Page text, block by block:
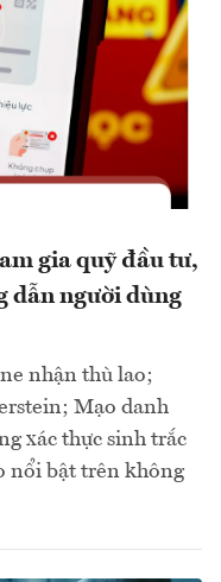
gia quỹ đầu tư,
dẫn người dùng
nhận thù lao;
Mạo danh
xác thực sinh trắc
nổi bật trên không